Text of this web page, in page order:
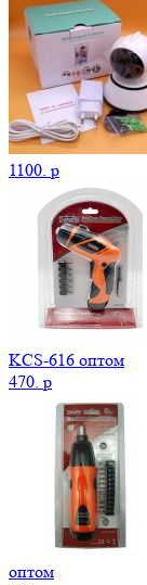
1100. p
KCS-616 оптом
470. p
оптом